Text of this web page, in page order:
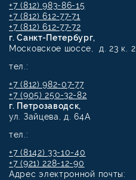
+7 (812) 983-86-15
+7 (812) 612-77-71
+7 (812) 612-77-72
г. Санкт-Петербург,
Московское шоссе, д. 23 к. 2
тел.:
+7 (812) 982-07-77
+7 (905) 250-32-82
г. Петрозаводск,
ул. Зайцева, д. 64А
тел.:
+7 (8142) 33-10-40
+7 (921) 228-12-90
Адрес электронной почты: